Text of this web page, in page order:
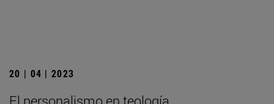
20 | 04 | 2023